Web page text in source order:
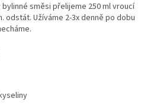
směsi přelijeme 250 ml vroucí
odstát. Užíváme 2-3x denně po dobu